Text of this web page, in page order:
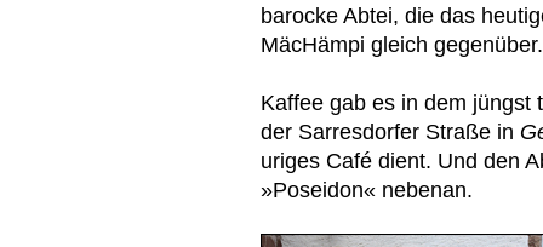
barocke Abtei, die das
MäcHämpi gleich gegenüber.
Kaffee gab es in dem jüngst
der Sarresdorfer Straße in
uriges Café dient. Und den
»Poseidon« nebenan.